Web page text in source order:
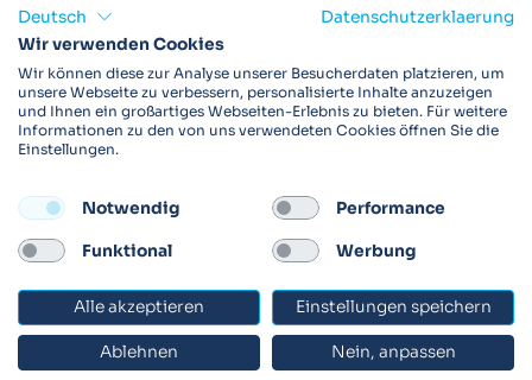
Vitalograph ist ein internationaler Hersteller von Spirometern,
EKGs und Bakterien-Viren-Filtern zur sicheren
Lungenfunktionsdiagnostik. Darüber hinaus sind wir weltweit
als Technologie- und Service-Provider für klinische
FOLLOW
© 2026 Vitalograph
Deutsch
Datenschutzerklaerung
Wir verwenden Cookies
Wir können diese zur Analyse unserer Besucherdaten platzieren, um
unsere Webseite zu verbessern, personalisierte Inhalte anzuzeigen
und Ihnen ein großartiges Webseiten-Erlebnis zu bieten. Für weitere
Informationen zu den von uns verwendeten Cookies öffnen Sie die
Einstellungen.
Notwendig Performance
Funktional Werbung
Alle akzeptieren Einstellungen speichern
Ablehnen Nein, anpassen